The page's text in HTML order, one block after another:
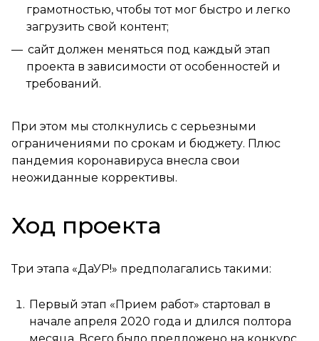
грамотностью, чтобы тот мог быстро и легко
загрузить свой контент;
сайт должен меняться под каждый этап
проекта в зависимости от особенностей и
требований.
При этом мы столкнулись с серьезными
ограничениями по срокам и бюджету. Плюс
пандемия коронавируса внесла свои
неожиданные коррективы.
Ход проекта
Три этапа «ДаУР!» предполагались такими:
Первый этап «Прием работ» стартовал в
начале апреля 2020 года и длился полтора